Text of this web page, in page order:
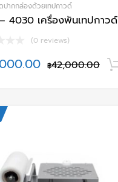
ปากกล่องด้วยเทปกาวด์
4030 เครื่องพันเทปกาวด์
(0 reviews)
฿42,000.00